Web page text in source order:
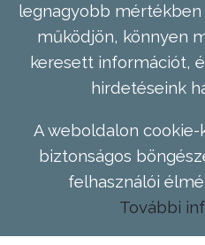
legnagyobb mértékben
működjön, könnyen
keresett információt,
hirdetéseink
A weboldalon
biztonságos
felhasználói
További